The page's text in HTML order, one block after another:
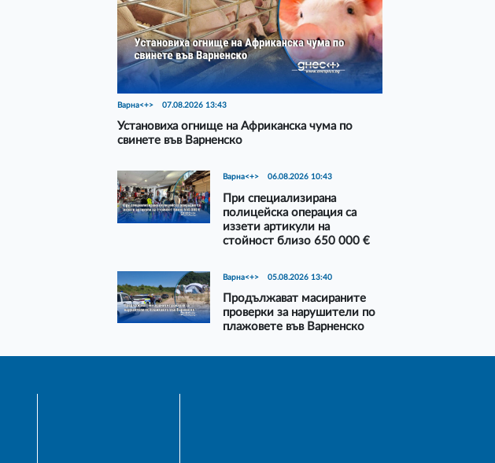
Варна<+> 07.08.2026 13:43
Установиха огнище на Африканска чума по
свинете във Варненско
Варна<+> 06.08.2026 10:43
При специализирана
полицейска операция са
иззети артикули на
стойност близо 650 000 €
Варна<+> 05.08.2026 13:40
Продължават масираните
проверки за нарушители по
плажовете във Варненско